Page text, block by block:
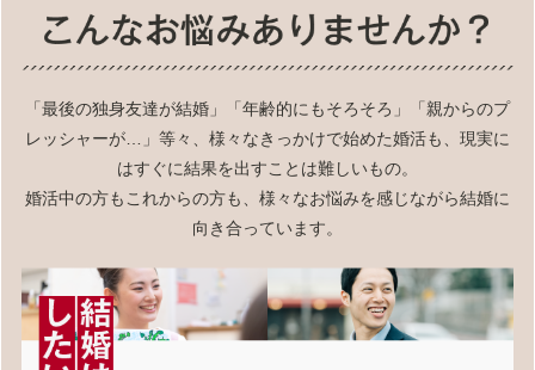
「最後の独身友達が結婚」「年齢的にもそろそろ」「親からのプ
レッシャーが…」等々、様々なきっかけで始めた婚活も、現実に
はすぐに結果を出すことは難しいもの。
婚活中の方もこれからの方も、様々なお悩みを感じながら結婚に
向き合っています。